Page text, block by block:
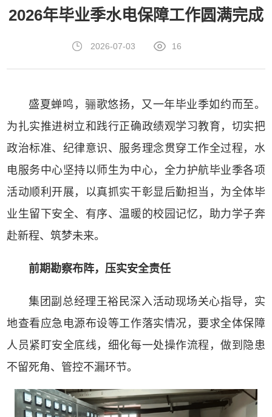
2026年毕业季水电保障工作圆满完成
2026-07-03 16
盛夏蝉鸣，骊歌悠扬，又一年毕业季如约而至。
为扎实推进树立和践行正确政绩观学习教育，切实把
政治标准、纪律意识、服务理念贯穿工作全过程，水
电服务中心坚持以师生为中心，全力护航毕业季各项
活动顺利开展，以真抓实干彰显后勤担当，为全体毕
业生留下安全、有序、温暖的校园记忆，助力学子奔
赴新程、筑梦未来。
前期勘察布阵，压实安全责任
集团副总经理王裕民深入活动现场关心指导，实
地查看应急电源布设等工作落实情况，要求全体保障
人员紧盯安全底线，细化每一处操作流程，做到隐患
不留死角、管控不漏环节。